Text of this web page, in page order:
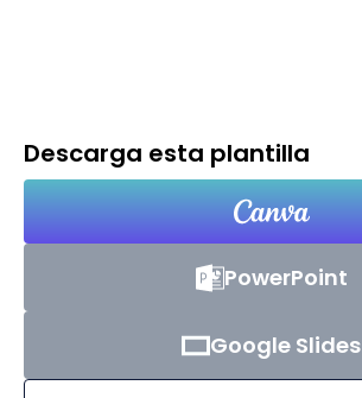
Descarga esta plantilla
PowerPoint
Google Slides